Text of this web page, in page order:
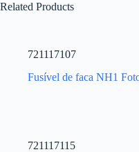
Related Products
721117107
Fusível de faca NH1
721117115